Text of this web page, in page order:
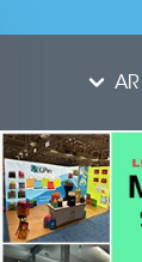
AR